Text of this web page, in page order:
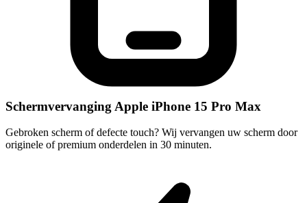
Schermvervanging Apple iPhone 15 Pro Max
Gebroken scherm of defecte touch? Wij vervangen uw scherm door
originele of premium onderdelen in 30 minuten.